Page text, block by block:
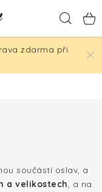
zdarma při
součástí oslav, a
a velikostech, a na